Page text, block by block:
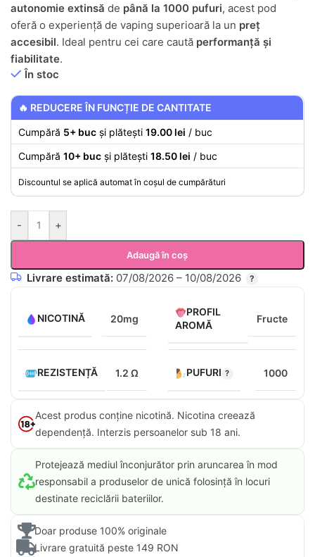
autonomie extinsă de până la 1000 pufuri, acest pod
oferă o experiență de vaping superioară la un preț
accesibil. Ideal pentru cei care caută performanță și
fiabilitate.
În stoc
🔥 REDUCERE ÎN FUNCȚIE DE CANTITATE
Cumpără 5+ buc și plătești 19.00 lei / buc
Cumpără 10+ buc și plătești 18.50 lei / buc
Discountul se aplică automat în coșul de cumpărături
- +
Adaugă în coș
Livrare estimată: 07/08/2026 – 10/08/2026
NICOTINĂ 20mg
PROFIL
AROMĂ
Fructe
REZISTENȚĂ 1.2 Ω PUFURI 1000
Acest produs conține nicotină. Nicotina creează
dependență. Interzis persoanelor sub 18 ani.​
Protejează mediul înconjurător prin aruncarea în mod
responsabil a produselor de unică folosință în locuri
destinate reciclării bateriilor.
Doar produse 100% originale
Livrare gratuită peste 149 RON